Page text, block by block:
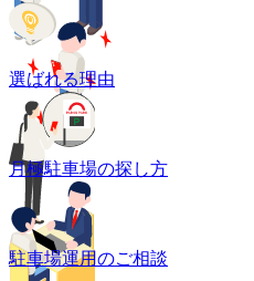
選ばれる理由
月極駐車場の探し方
駐車場運用のご相談